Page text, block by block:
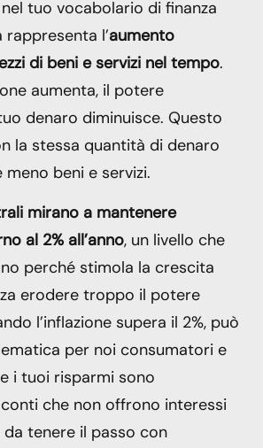
tuo vocabolario di finanza
rappresenta l’aumento
di beni e servizi nel tempo.
aumenta, il potere
denaro diminuisce. Questo
la stessa quantità di denaro
beni e servizi.
mirano a mantenere
al 2% all’anno, un livello che
perché stimola la crescita
erodere troppo il potere
l’inflazione supera il 2%, può
per noi consumatori e
i tuoi risparmi sono
che non offrono interessi
tenere il passo con